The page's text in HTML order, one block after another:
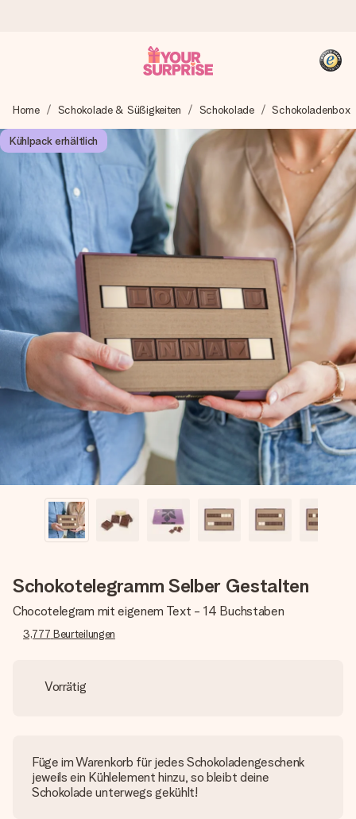
Wir bereiten dein Geschenk sorgfältig vor und schicken es
blitzschnell – damit du es genau zum richtigen Zeitpunkt
überreichen kannst, wenn es am meisten zählt.
4,8 (basierend auf +15.000 Bewertungen)
Unsere Geschenke begeistern. Kunden bewerten uns mit
4,8 bei Google Reviews (Gesamtergebnis aller Länder, in
die wir versenden).
+49 39292 929695
Montag - Freitag : 8:30 - 17:00 Uhr
Samstag - Sonntag : 8:30 - 13:00 Uhr
Home Schokolade & Süßigkeiten Schokolade Schokoladenbox
Kühlpack erhältlich
Schokotelegramm Selber Gestalten
Chocotelegram mit eigenem Text - 14 Buchstaben
3,777 Beurteilungen
Vorrätig
Füge im Warenkorb für jedes Schokoladengeschenk
jeweils ein Kühlelement hinzu, so bleibt deine
Schokolade unterwegs gekühlt!